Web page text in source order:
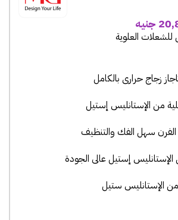
جنيه
للشعلات العلوية
زجاج حرارى بالكامل
من الإستانليس إستيل
الفرن سهل الفك والتنظيف
إستيل عالى الجودة
الإستانليس ستيل